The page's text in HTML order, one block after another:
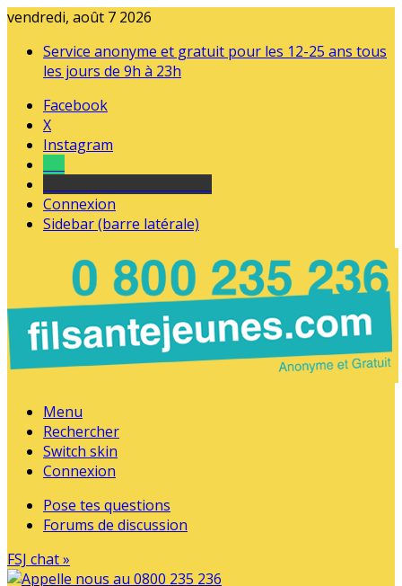
vendredi, août 7 2026
Service anonyme et gratuit pour les 12-25 ans tous
les jours de 9h à 23h
Facebook
X
Instagram
Connexion
Sidebar (barre latérale)
Menu
Rechercher
Switch skin
Connexion
Pose tes questions
Forums de discussion
FSJ chat »